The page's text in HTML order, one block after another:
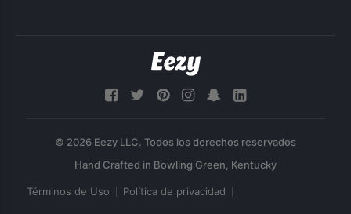
© 2026 Eezy LLC. Todos los derechos reservados
Términos de Uso Política de privacidad